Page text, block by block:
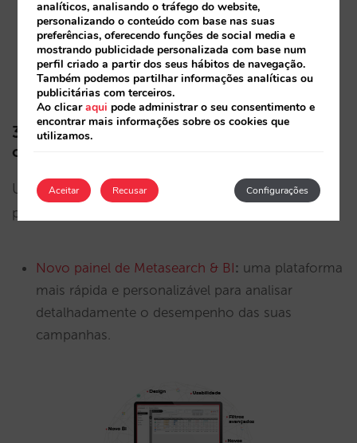
rentabilidade ao permitir a utilização de
diferentes processadores de pagamento por
mercado, reduzindo custos e melhorando a
aceitação de cartões locais.
3. Business Intelligence: um painel de
controlo de precisão
Um bom piloto precisa dos melhores indicadores
para decidir em tempo real:
Novo painel de Metasearch & BI: uma plataforma
mais rápida e personalizável para analisar
detalhadamente o desempenho das suas
campanhas.
analíticos, analisando o tráfego do website,
personalizando o conteúdo com base nas suas
preferências, oferecendo funções de social media e
mostrando publicidade personalizada com base num
perfil criado a partir dos seus hábitos de navegação.
Também podemos partilhar informações analíticas ou
publicitárias com terceiros.
Ao clicaraqui pode administrar o seu consentimento e
encontrar mais informações sobre os cookies que
utilizamos.
Aceitar Configurações
Recusar